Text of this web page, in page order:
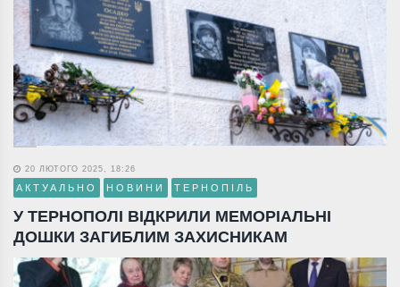
20 ЛЮТОГО 2025, 18:26
АКТУАЛЬНО НОВИНИ ТЕРНОПІЛЬ
У ТЕРНОПОЛІ ВІДКРИЛИ МЕМОРІАЛЬНІ
ДОШКИ ЗАГИБЛИМ ЗАХИСНИКАМ